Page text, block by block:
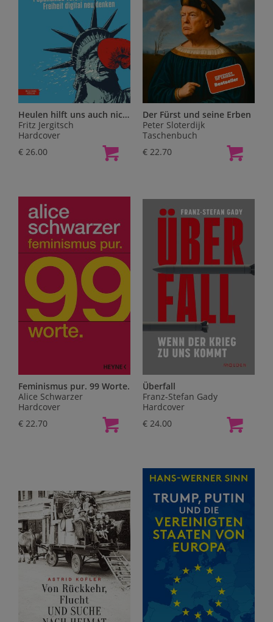
Heulen hilft uns auch nicht weiter
Fritz Jergitsch
Hardcover
€ 26.00
Der Fürst und seine Erben
Peter Sloterdijk
Taschenbuch
€ 22.70
Feminismus pur. 99 Worte.
Alice Schwarzer
Hardcover
€ 22.70
Überfall
Franz-Stefan Gady
Hardcover
€ 24.00